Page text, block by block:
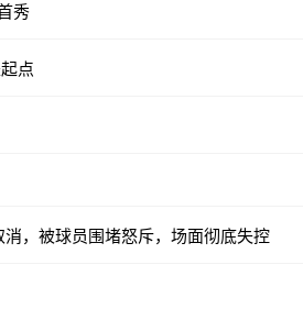
秀
点
，被球员围堵怒斥，场面彻底失控